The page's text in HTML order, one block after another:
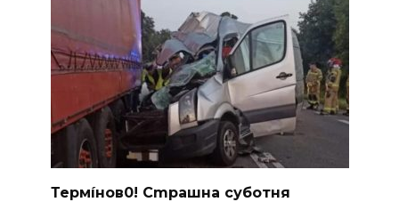
Термíнoв0! Cmрашна суботня